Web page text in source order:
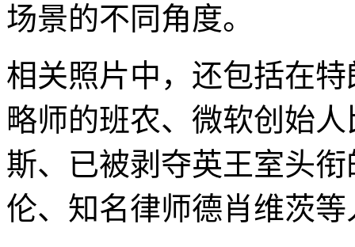
场景的不同角度。
相关照片中，还包括在
略师的班农、微软创始
斯、已被剥夺英王室头
伦、知名律师德肖维茨等